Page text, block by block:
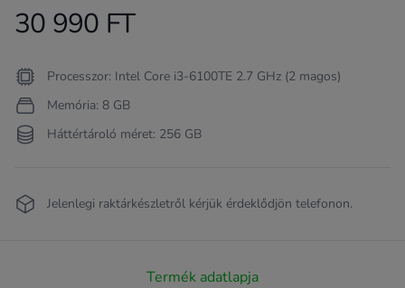
Product information
30 990 FT
Termékleírás
Processzor: Intel Core i3-6100TE 2.7 GHz (2 magos)
Memória: 8 GB
Háttértároló méret: 256 GB
Jelenlegi raktárkészletről kérjük érdeklődjön telefonon.
Termék adatlapja